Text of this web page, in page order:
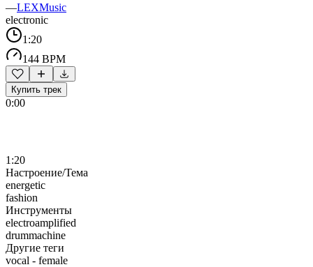
—LEXMusic
electronic
1:20
144 BPM
Купить трек
0:00
1:20
Настроение/Тема
energetic
fashion
Инструменты
electroamplified
drummachine
Другие теги
vocal - female